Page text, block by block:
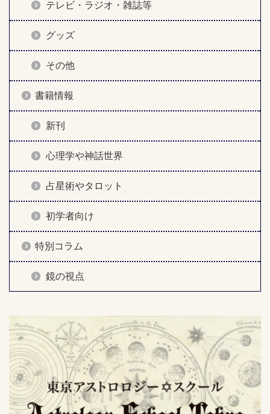
テレビ・ラジオ・雑誌等
グッズ
その他
書籍情報
新刊
心理学や神話世界
占星術やタロット
初学者向け
特別コラム
鏡の視点